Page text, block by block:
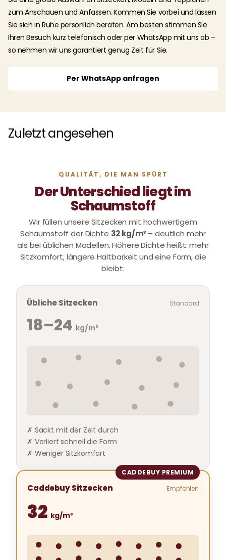
zum Anschauen und Anfassen. Kommen Sie vorbei und lassen
Sie sich in Ruhe persönlich beraten. Am besten stimmen Sie
Ihren Besuch kurz telefonisch oder per WhatsApp mit uns ab –
so nehmen wir uns garantiert genug Zeit für Sie.
Per WhatsApp anfragen
Zuletzt angesehen
QUALITÄT, DIE MAN SPÜRT
Der Unterschied liegt im
Schaumstoff
Wir füllen unsere Sitzecken mit hochwertigem
Schaumstoff der Dichte 32 kg/m³ – deutlich mehr
als bei üblichen Modellen. Höhere Dichte heißt: mehr
Sitzkomfort, längere Haltbarkeit und eine Form, die
bleibt.
Übliche Sitzecken Standard
18–24 kg/m³
✗ Sackt mit der Zeit durch
✗ Verliert schnell die Form
✗ Weniger Sitzkomfort
CADDEBUY PREMIUM
Caddebuy Sitzecken Empfohlen
32 kg/m³